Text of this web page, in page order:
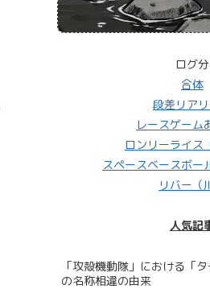
ログ分
合体
段差リア
レースゲーム
ロンリーライス
スペースベースボー
リバー（
人気記
「攻殻機動隊」における「
の名称相違の由来